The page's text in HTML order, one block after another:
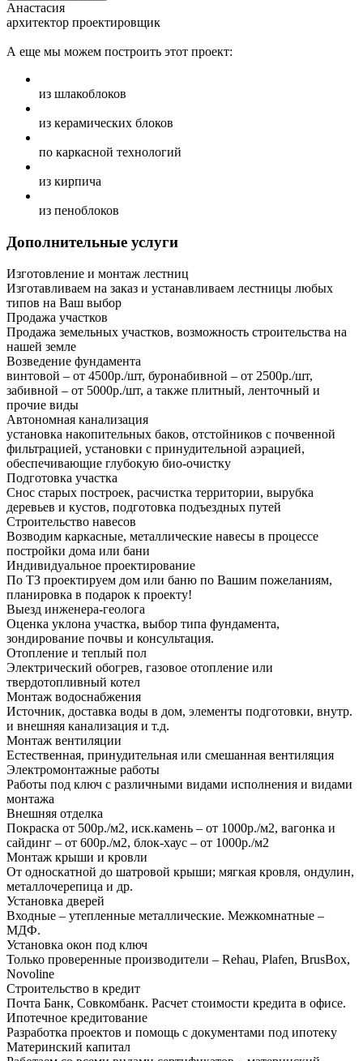
Анастасия
архитектор проектировщик
А еще мы можем построить этот проект:
из шлакоблоков
из керамических блоков
по каркасной технологий
из кирпича
из пеноблоков
Дополнительные услуги
Изготовление и монтаж лестниц
Изготавливаем на заказ и устанавливаем лестницы любых
типов на Ваш выбор
Продажа участков
Продажа земельных участков, возможность строительства на
нашей земле
Возведение фундамента
винтовой – от 4500р./шт, буронабивной – от 2500р./шт,
забивной – от 5000р./шт, а также плитный, ленточный и
прочие виды
Автономная канализация
установка накопительных баков, отстойников с почвенной
фильтрацией, установки с принудительной аэрацией,
обеспечивающие глубокую био-очистку
Подготовка участка
Снос старых построек, расчистка территории, вырубка
деревьев и кустов, подготовка подъездных путей
Строительство навесов
Возводим каркасные, металлические навесы в процессе
постройки дома или бани
Индивидуальное проектирование
По ТЗ проектируем дом или баню по Вашим пожеланиям,
планировка в подарок к проекту!
Выезд инженера-геолога
Оценка уклона участка, выбор типа фундамента,
зондирование почвы и консультация.
Отопление и теплый пол
Электрический обогрев, газовое отопление или
твердотопливный котел
Монтаж водоснабжения
Источник, доставка воды в дом, элементы подготовки, внутр.
и внешняя канализация и т.д.
Монтаж вентиляции
Естественная, принудительная или смешанная вентиляция
Электромонтажные работы
Работы под ключ с различными видами исполнения и видами
монтажа
Внешняя отделка
Покраска от 500р./м2, иск.камень – от 1000р./м2, вагонка и
сайдинг – от 600р./м2, блок-хаус – от 1000р./м2
Монтаж крыши и кровли
От односкатной до шатровой крыши; мягкая кровля, ондулин,
металлочерепица и др.
Установка дверей
Входные – утепленные металлические. Межкомнатные –
МДФ.
Установка окон под ключ
Только проверенные производители – Rehau, Plafen, BrusBox,
Novoline
Строительство в кредит
Почта Банк, Совкомбанк. Расчет стоимости кредита в офисе.
Ипотечное кредитование
Разработка проектов и помощь с документами под ипотеку
Материнский капитал